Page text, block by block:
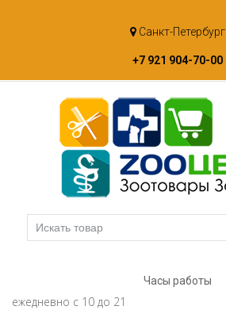
to
Санкт-Петербург
+7 921 904-70-00
Часы работы
ежедневно с 10 до 21